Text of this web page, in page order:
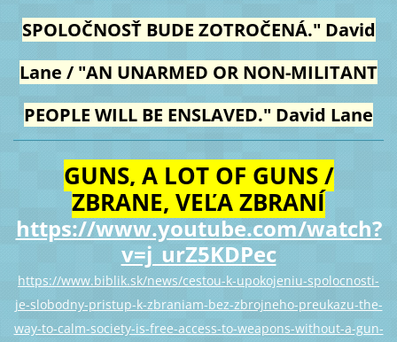
SPOLOČNOSŤ BUDE ZOTROČENÁ." David
Lane / "AN UNARMED OR NON-MILITANT
PEOPLE WILL BE ENSLAVED." David Lane
GUNS, A LOT OF GUNS /
ZBRANE, VEĽA ZBRANÍ
https://www.youtube.com/watch?
v=j_urZ5KDPec
https://www.biblik.sk/news/cestou-k-upokojeniu-spolocnosti-
je-slobodny-pristup-k-zbraniam-bez-zbrojneho-preukazu-the-
way-to-calm-society-is-free-access-to-weapons-without-a-gun-